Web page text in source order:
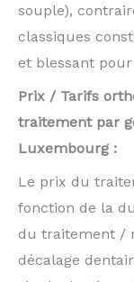
souple),
classiques
et blessant
Prix / Tarifs
traitement par
Luxembourg :
Le prix du
fonction de la
du traitement /
décalage